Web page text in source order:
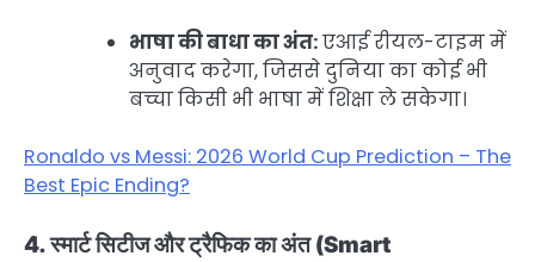
भाषा की बाधा का अंत:एआई रीयल-टाइम में
अनुवाद करेगा, जिससे दुनिया का कोई भी
बच्चा किसी भी भाषा में शिक्षा ले सकेगा।
Ronaldo vs Messi: 2026 World Cup Prediction – The
Best Epic Ending?
4. स्मार्ट सिटीज और ट्रैफिक का अंत (Smart